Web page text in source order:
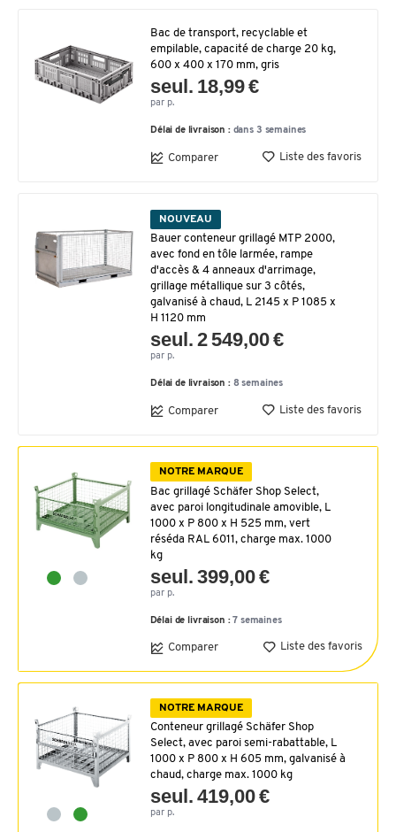
Bac de transport, recyclable et
empilable, capacité de charge 20 kg,
600 x 400 x 170 mm, gris
seul. 18,99 €
par p.
Délai de livraison : dans 3 semaines
Comparer Liste des favoris
NOUVEAU
Bauer conteneur grillagé MTP 2000,
avec fond en tôle larmée, rampe
d'accès & 4 anneaux d'arrimage,
grillage métallique sur 3 côtés,
galvanisé à chaud, L 2145 x P 1085 x
H 1120 mm
seul. 2 549,00 €
par p.
Délai de livraison : 8 semaines
Comparer Liste des favoris
NOTRE MARQUE
Bac grillagé Schäfer Shop Select,
avec paroi longitudinale amovible, L
1000 x P 800 x H 525 mm, vert
réséda RAL 6011, charge max. 1000
kg
seul. 399,00 €
par p.
Délai de livraison :7 semaines
Comparer Liste des favoris
NOTRE MARQUE
Conteneur grillagé Schäfer Shop
Select, avec paroi semi-rabattable, L
1000 x P 800 x H 605 mm, galvanisé à
chaud, charge max. 1000 kg
seul. 419,00 €
par p.